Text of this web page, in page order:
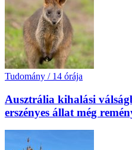
Tudomány / 14 órája
Ausztrália kihalási
erszényes állat még